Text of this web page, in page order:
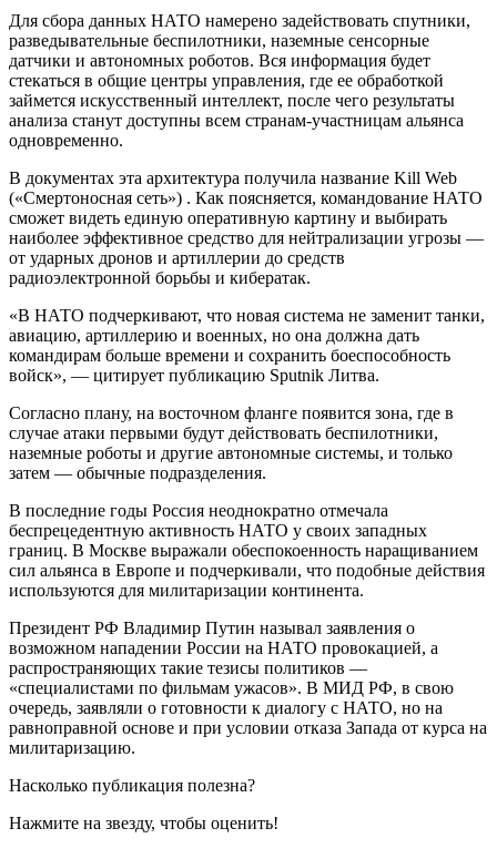
Для сбора данных НАТО намерено задействовать спутники,
разведывательные беспилотники, наземные сенсорные
датчики и автономных роботов. Вся информация будет
стекаться в общие центры управления, где ее обработкой
займется искусственный интеллект, после чего результаты
анализа станут доступны всем странам-участницам альянса
одновременно.
В документах эта архитектура получила название Kill Web
(«Смертоносная сеть») . Как поясняется, командование НАТО
сможет видеть единую оперативную картину и выбирать
наиболее эффективное средство для нейтрализации угрозы —
от ударных дронов и артиллерии до средств
радиоэлектронной борьбы и кибератак.
«В НАТО подчеркивают, что новая система не заменит танки,
авиацию, артиллерию и военных, но она должна дать
командирам больше времени и сохранить боеспособность
войск», — цитирует публикацию Sputnik Литва.
Согласно плану, на восточном фланге появится зона, где в
случае атаки первыми будут действовать беспилотники,
наземные роботы и другие автономные системы, и только
затем — обычные подразделения.
В последние годы Россия неоднократно отмечала
беспрецедентную активность НАТО у своих западных
границ. В Москве выражали обеспокоенность наращиванием
сил альянса в Европе и подчеркивали, что подобные действия
используются для милитаризации континента.
Президент РФ Владимир Путин называл заявления о
возможном нападении России на НАТО провокацией, а
распространяющих такие тезисы политиков —
«специалистами по фильмам ужасов». В МИД РФ, в свою
очередь, заявляли о готовности к диалогу с НАТО, но на
равноправной основе и при условии отказа Запада от курса на
милитаризацию.
Насколько публикация полезна?
Нажмите на звезду, чтобы оценить!